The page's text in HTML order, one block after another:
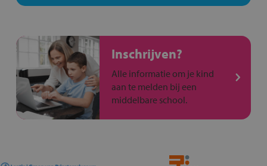
Inschrijven?
Alle informatie om je kind
aan te melden bij een
middelbare school.